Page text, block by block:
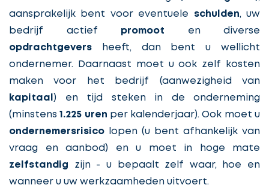
aansprakelijk bent voor eventuele schulden, uw
bedrijf actief promoot en diverse
opdrachtgevers heeft, dan bent u wellicht
ondernemer. Daarnaast moet u ook zelf kosten
maken voor het bedrijf (aanwezigheid van
kapitaal ) en tijd steken in de onderneming
(minstens1.225 uren per kalenderjaar). Ook moet u
ondernemersrisico lopen (u bent afhankelijk van
vraag en aanbod) en u moet in hoge mate
zelfstandig zijn - u bepaalt zelf waar, hoe en
wanneer u uw werkzaamheden uitvoert.